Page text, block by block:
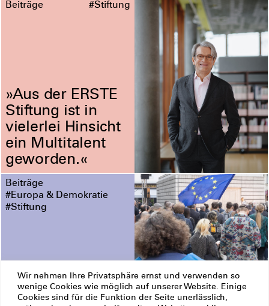
Wir nehmen Ihre Privatsphäre ernst und verwenden so
wenige Cookies wie möglich auf unserer Website. Einige
Cookies sind für die Funktion der Seite unerlässlich,
Beiträge #Stiftung
»Aus der ERSTE
Stiftung ist in
vielerlei Hinsicht
ein Multitalent
geworden.«
Beiträge
#Europa & Demokratie
#Stiftung
Drei Jahre